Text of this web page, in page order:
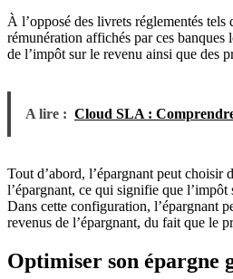
À l’opposé des livrets réglementés
rémunération affichés par ces banques
de l’impôt sur le revenu ainsi que des
A lire : Cloud SLA :
Tout d’abord, l’épargnant peut choisir
l’épargnant, ce qui signifie que
Dans cette configuration, l’épargnant
revenus de l’épargnant, du fait que le
Optimiser son épargne